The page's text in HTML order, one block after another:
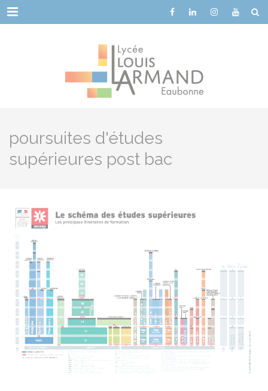
Menu
poursuites d'études
supérieures post bac
Cookies management panel